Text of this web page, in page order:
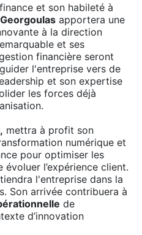
et son habileté à
apportera une
à la direction
et ses
financière seront
l'entreprise vers de
et son expertise
les forces déjà
mettra à profit son
numérique et
pour optimiser les
l’expérience client.
l'entreprise dans la
Son arrivée contribuera à
de
d’innovation